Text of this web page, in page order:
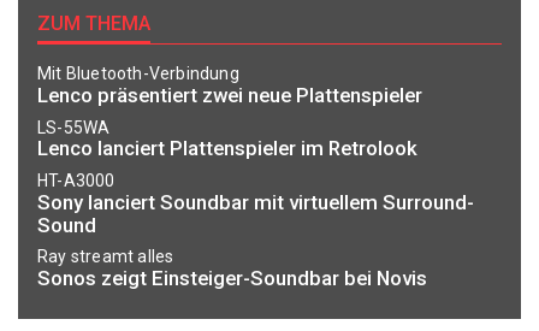
ZUM THEMA
Mit Bluetooth-Verbindung
Lenco präsentiert zwei neue Plattenspieler
LS-55WA
Lenco lanciert Plattenspieler im Retrolook
HT-A3000
Sony lanciert Soundbar mit virtuellem Surround-
Sound
Ray streamt alles
Sonos zeigt Einsteiger-Soundbar bei Novis